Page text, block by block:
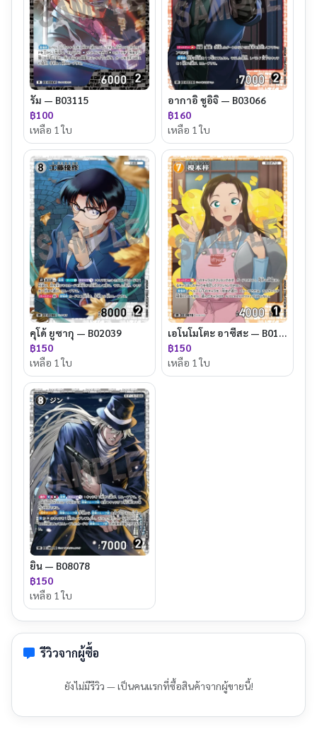
รัม — B03115
฿100
เหลือ 1 ใบ
อากาอิ ชูอิจิ — B03066
฿160
เหลือ 1 ใบ
คุโด้ ยูซากุ — B02039
฿150
เหลือ 1 ใบ
เอโนโมโตะ อาซึสะ — B01082
฿150
เหลือ 1 ใบ
ยิน — B08078
฿150
เหลือ 1 ใบ
รีวิวจากผู้ซื้อ
ยังไม่มีรีวิว — เป็นคนแรกที่ซื้อสินค้าจากผู้ขายนี้!